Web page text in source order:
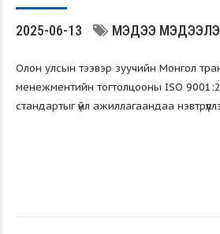
2025-06-13 МЭДЭЭ
Олон улсын тээвэр зуучийн Монгол
менежментийн тогтолцооны ISO
стандартыг үйл ажиллагаандаа